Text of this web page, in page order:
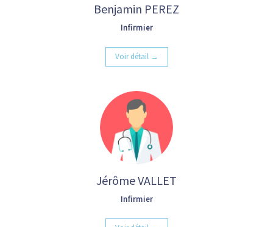
Benjamin PEREZ
Infirmier
Voir détail →
Jérôme VALLET
Infirmier